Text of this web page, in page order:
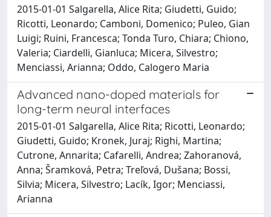
2015-01-01 Salgarella, Alice Rita; Giudetti, Guido;
Ricotti, Leonardo; Camboni, Domenico; Puleo, Gian
Luigi; Ruini, Francesca; Tonda Turo, Chiara; Chiono,
Valeria; Ciardelli, Gianluca; Micera, Silvestro;
Menciassi, Arianna; Oddo, Calogero Maria
Advanced nano-doped materials for
long-term neural interfaces
2015-01-01 Salgarella, Alice Rita; Ricotti, Leonardo;
Giudetti, Guido; Kronek, Juraj; Righi, Martina;
Cutrone, Annarita; Cafarelli, Andrea; Zahoranová,
Anna; Šramková, Petra; Treľová, Dušana; Bossi,
Silvia; Micera, Silvestro; Lacík, Igor; Menciassi,
Arianna